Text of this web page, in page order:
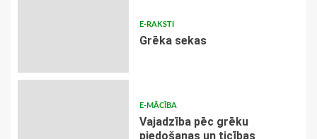
E-RAKSTI
Grēka sekas
E-MĀCĪBA
Vajadzība pēc grēku
piedošanas un ticības